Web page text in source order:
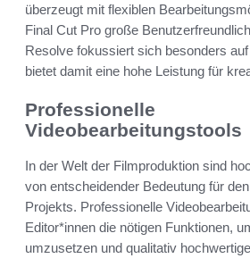
überzeugt mit flexiblen
Final Cut Pro große
Resolve fokussiert sich besonders
bietet damit eine hohe Leistung für
Professionelle
Videobearbeitungstools
In der Welt der Filmproduktion sind
von entscheidender Bedeutung für
Projekts. Professionelle
Editor*innen die nötigen Funktionen,
umzusetzen und qualitativ